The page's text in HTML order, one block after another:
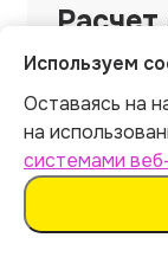
Не
Скрыть
Используем
Оставаясь на
на
системами